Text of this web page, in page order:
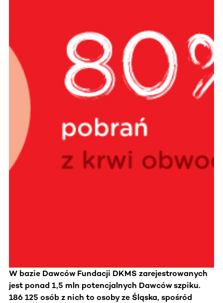
W bazie Dawców Fundacji DKMS zarejestrowanych
jest ponad 1,5 mln potencjalnych Dawców szpiku.
186 125 osób z nich to osoby ze Śląska, spośród